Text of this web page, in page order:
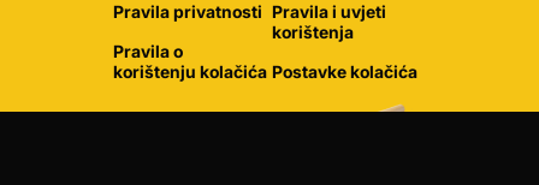
Pravila privatnosti
Pravila o
korištenju kolačića
Pravila i uvjeti
korištenja
Postavke kolačića